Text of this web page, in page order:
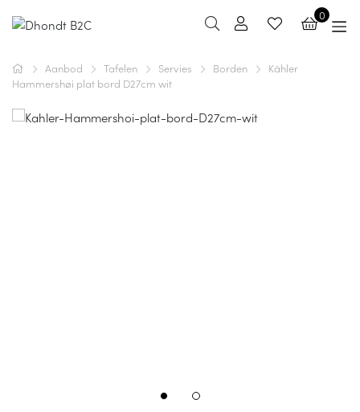
0
Aanbod Tafelen Servies Borden
Kähler
Hammershøi plat bord D27cm wit